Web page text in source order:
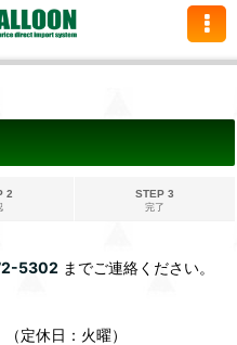
2
STEP 3
完了
5302 までご連絡ください。
定休日：火曜）